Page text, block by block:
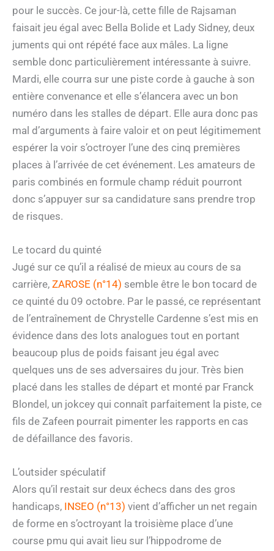
pour le succès. Ce jour-là, cette fille de Rajsaman
faisait jeu égal avec Bella Bolide et Lady Sidney, deux
juments qui ont répété face aux mâles. La ligne
semble donc particulièrement intéressante à suivre.
Mardi, elle courra sur une piste corde à gauche à son
entière convenance et elle s’élancera avec un bon
numéro dans les stalles de départ. Elle aura donc pas
mal d’arguments à faire valoir et on peut légitimement
espérer la voir s’octroyer l’une des cinq premières
places à l’arrivée de cet événement. Les amateurs de
paris combinés en formule champ réduit pourront
donc s’appuyer sur sa candidature sans prendre trop
de risques.
Le tocard du quinté
Jugé sur ce qu’il a réalisé de mieux au cours de sa
carrière, ZAROSE (n°14) semble être le bon tocard de
ce quinté du 09 octobre. Par le passé, ce représentant
de l’entraînement de Chrystelle Cardenne s’est mis en
évidence dans des lots analogues tout en portant
beaucoup plus de poids faisant jeu égal avec
quelques uns de ses adversaires du jour. Très bien
placé dans les stalles de départ et monté par Franck
Blondel, un jokcey qui connaît parfaitement la piste, ce
fils de Zafeen pourrait pimenter les rapports en cas
de défaillance des favoris.
L’outsider spéculatif
Alors qu’il restait sur deux échecs dans des gros
handicaps, INSEO (n°13) vient d’afficher un net regain
de forme en s’octroyant la troisième place d’une
course pmu qui avait lieu sur l’hippodrome de